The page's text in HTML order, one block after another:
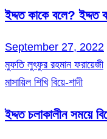
ইদ্দত কাকে বলে? ইদ্দত
September 27, 2022
মুফতি লুৎফুর রহমান ফরায়েজী
মাসায়িল শিখি বিয়ে-শাদী
ইদ্দত চলাকালীন সময়ে